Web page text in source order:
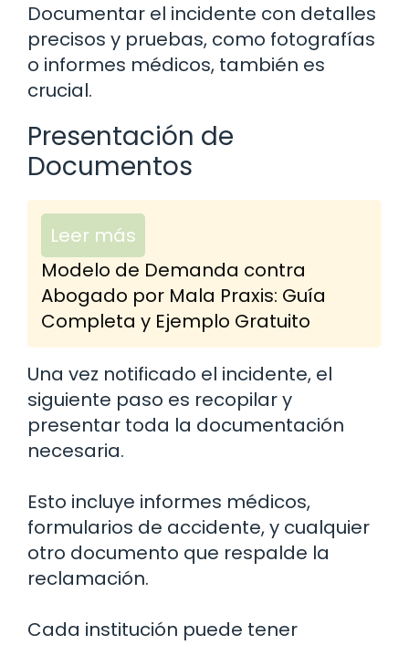
Documentar el incidente con detalles
precisos y pruebas, como fotografías
o informes médicos, también es
crucial.
Presentación de
Documentos
Leer más
Modelo de Demanda contra
Abogado por Mala Praxis: Guía
Completa y Ejemplo Gratuito
Una vez notificado el incidente, el
siguiente paso es recopilar y
presentar toda la documentación
necesaria.
Esto incluye informes médicos,
formularios de accidente, y cualquier
otro documento que respalde la
reclamación.
Cada institución puede tener